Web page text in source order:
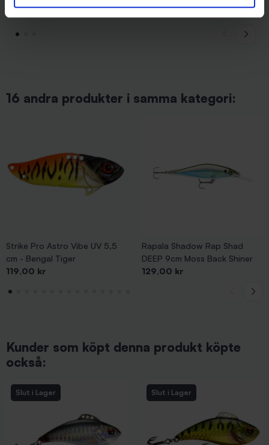
79 kr
65 kr
16 andra produkter i samma kategori:
Strike Pro Astro Vibe UV 5,5
cm - Bengal Tiger
Pris
119,00 kr
Rapala Shadow Rap Shad
DEEP 9cm Moss Back Shiner
Pris
129,00 kr
Kunder som köpt denna produkt köpte
också:
Slut i Lager Slut i Lager